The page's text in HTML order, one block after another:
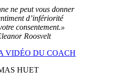
ne peut vous donner
d’infériorité
consentement.»
Roosvelt
VIDÉO DU COACH